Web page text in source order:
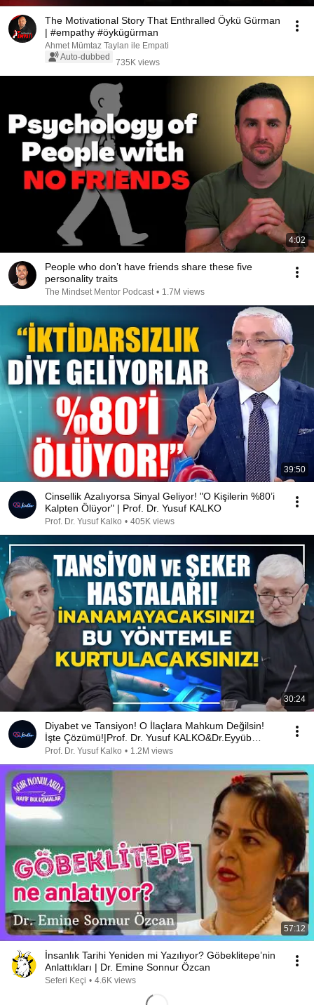
The Motivational Story That Enthralled Öykü Gürman
| #empathy #öykügürman
Ahmet Mümtaz Taylan ile Empati
Auto-dubbed
735K views
4:02
People who don’t have friends share these five
personality traits
The Mindset Mentor Podcast • 1.7M views
39:50
Cinsellik Azalıyorsa Sinyal Geliyor! "O Kişilerin %80’i
Kalpten Ölüyor" | Prof. Dr. Yusuf KALKO
Prof. Dr. Yusuf Kalko • 405K views
30:24
Diyabet ve Tansiyon! O İlaçlara Mahkum Değilsin!
İşte Çözümü!|Prof. Dr. Yusuf KALKO&Dr.Eyyüb
Yılmaz
Prof. Dr. Yusuf Kalko • 1.2M views
57:12
İnsanlık Tarihi Yeniden mi Yazılıyor? Göbeklitepe’nin
Anlattıkları | Dr. Emine Sonnur Özcan
Seferi Keçi • 4.6K views